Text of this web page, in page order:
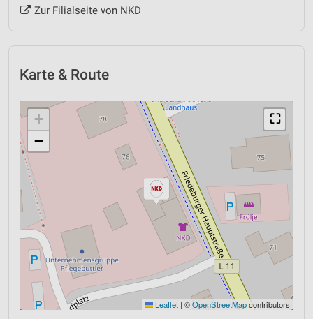
Zur Filialseite von NKD
Karte & Route
⛶
+
−
Leaflet | ©OpenStreetMapcontributors